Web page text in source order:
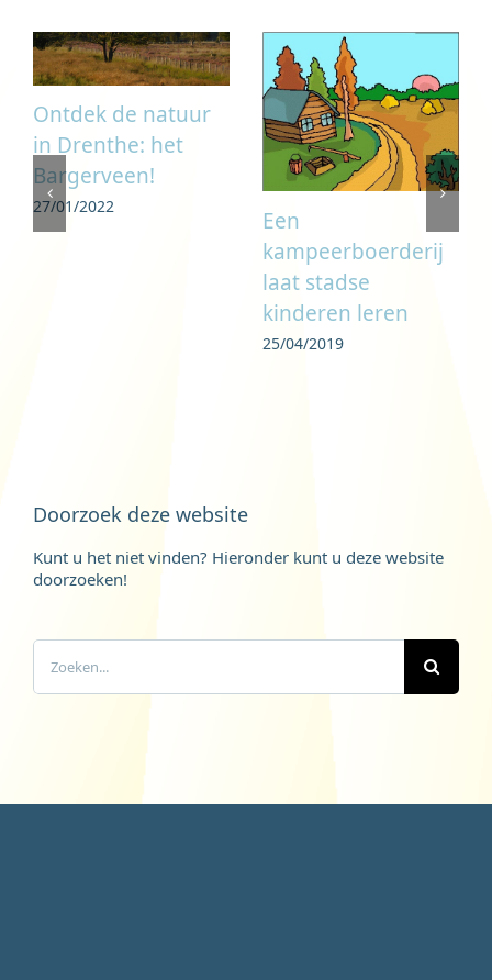
Ontdek de natuur
in Drenthe: het
Bargerveen!
27/01/2022
Een
kampeerboerderij
laat stadse
kinderen leren
25/04/2019
Doorzoek deze website
Kunt u het niet vinden? Hieronder kunt u deze website
doorzoeken!
Zoeken
naar: